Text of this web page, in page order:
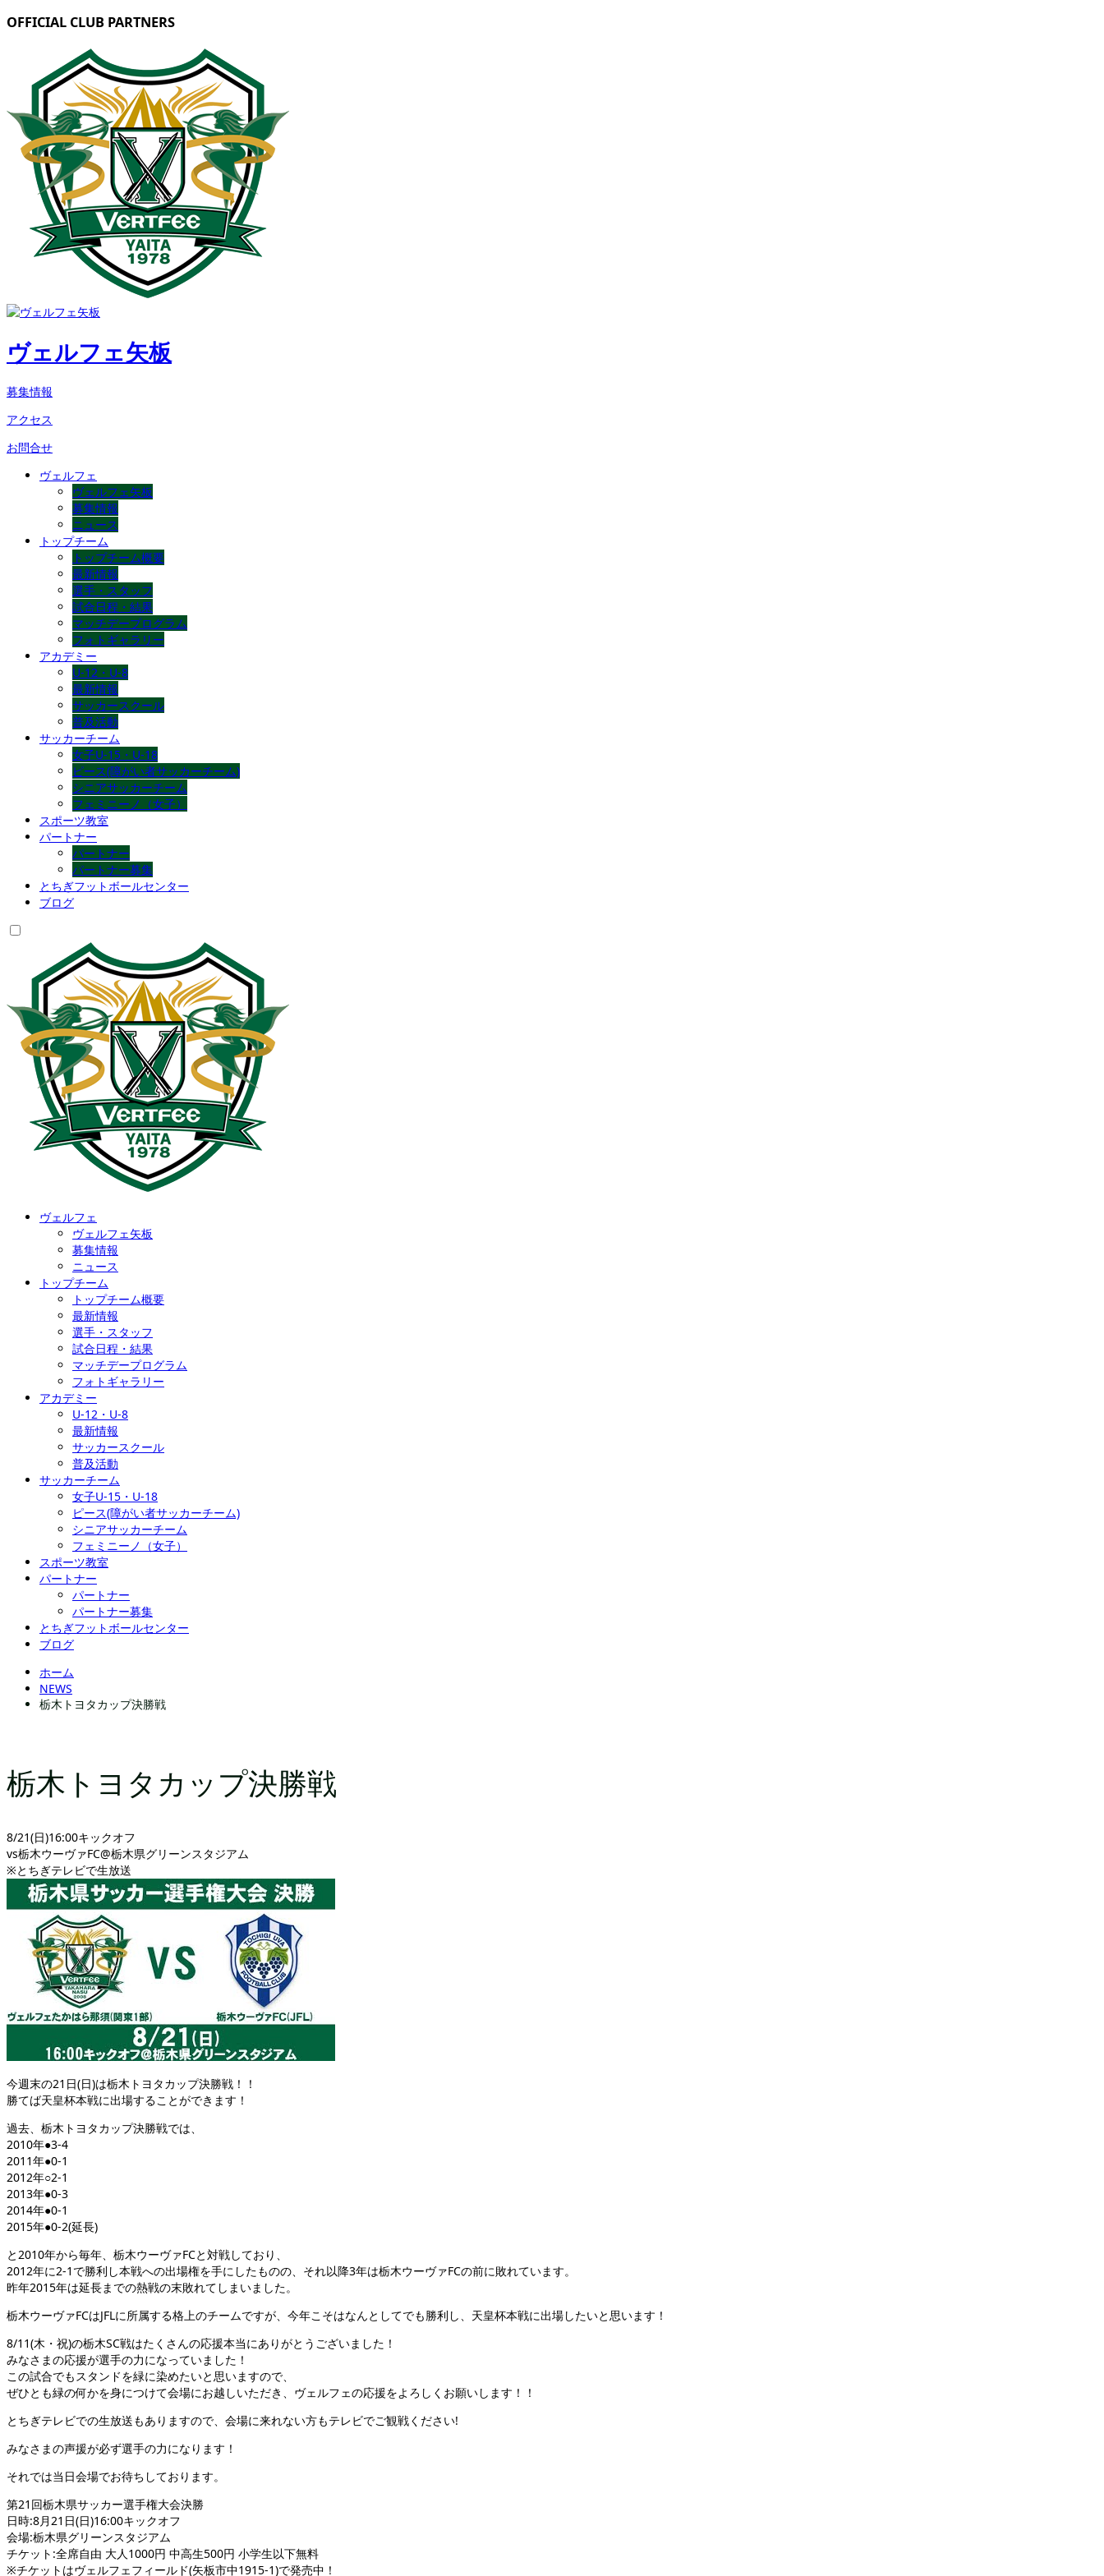
OFFICIAL CLUB PARTNERS
ヴェルフェ矢板
募集情報
アクセス
お問合せ
ヴェルフェ
ヴェルフェ矢板
募集情報
ニュース
トップチーム
トップチーム概要
最新情報
選手・スタッフ
試合日程・結果
マッチデープログラム
フォトギャラリー
アカデミー
U-12・U-8
最新情報
サッカースクール
普及活動
サッカーチーム
女子U-15・U-18
ピース(障がい者サッカーチーム)
シニアサッカーチーム
フェミニーノ（女子）
スポーツ教室
パートナー
パートナー
パートナー募集
とちぎフットボールセンター
ブログ
ヴェルフェ
ヴェルフェ矢板
募集情報
ニュース
トップチーム
トップチーム概要
最新情報
選手・スタッフ
試合日程・結果
マッチデープログラム
フォトギャラリー
アカデミー
U-12・U-8
最新情報
サッカースクール
普及活動
サッカーチーム
女子U-15・U-18
ピース(障がい者サッカーチーム)
シニアサッカーチーム
フェミニーノ（女子）
スポーツ教室
パートナー
パートナー
パートナー募集
とちぎフットボールセンター
ブログ
ホーム
NEWS
栃木トヨタカップ決勝戦
栃木トヨタカップ決勝戦
8/21(日)16:00キックオフ
vs栃木ウーヴァFC@栃木県グリーンスタジアム
※とちぎテレビで生放送
今週末の21日(日)は栃木トヨタカップ決勝戦！！
勝てば天皇杯本戦に出場することができます！
過去、栃木トヨタカップ決勝戦では、
2010年●3-4
2011年●0-1
2012年○2-1
2013年●0-3
2014年●0-1
2015年●0-2(延長)
と2010年から毎年、栃木ウーヴァFCと対戦しており、
2012年に2-1で勝利し本戦への出場権を手にしたものの、それ以降3年は栃木ウーヴァFCの前に敗れています。
昨年2015年は延長までの熱戦の末敗れてしまいました。
栃木ウーヴァFCはJFLに所属する格上のチームですが、今年こそはなんとしてでも勝利し、天皇杯本戦に出場したいと思います！
8/11(木・祝)の栃木SC戦はたくさんの応援本当にありがとうございました！
みなさまの応援が選手の力になっていました！
この試合でもスタンドを緑に染めたいと思いますので、
ぜひとも緑の何かを身につけて会場にお越しいただき、ヴェルフェの応援をよろしくお願いします！！
とちぎテレビでの生放送もありますので、会場に来れない方もテレビでご観戦ください!
みなさまの声援が必ず選手の力になります！
それでは当日会場でお待ちしております。
第21回栃木県サッカー選手権大会決勝
日時:8月21日(日)16:00キックオフ
会場:栃木県グリーンスタジアム
チケット:全席自由 大人1000円 中高生500円 小学生以下無料
※チケットはヴェルフェフィールド(矢板市中1915-1)で発売中！